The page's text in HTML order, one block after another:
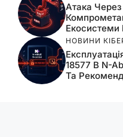
Атака Через
Екосистеми
НОВИНИ
18577 В N-
Та